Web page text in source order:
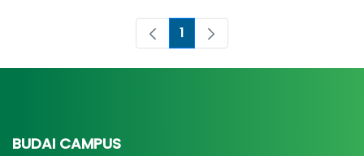
Oldal
1
BUDAI CAMPUS